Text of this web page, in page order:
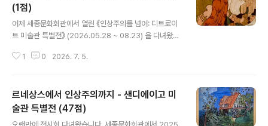
(1점)
어제 세종문화회관에서 열린 《인상주의를 넘어: 디트로이
트 미술관 특별전》 (2026.05.28 ~ 08.23) 을 다녀왔습
대 미술이 별로인 저로서는 그다지 선택권이 없습니다.사
니다. 제가 평가를 시작하고 나서 가장 최저점입니다. 자세
한 내용은 전시회 평가를 읽어보시면 됩니다.제일 좋았던
작품제가 제일 좋아하는 화가의 작품이 나왔습니다. 모리
1 0 2026. 7. 5.
르네상스에서 인상주의까지 - 샌디에이고 미
술관 특별전 (47점)